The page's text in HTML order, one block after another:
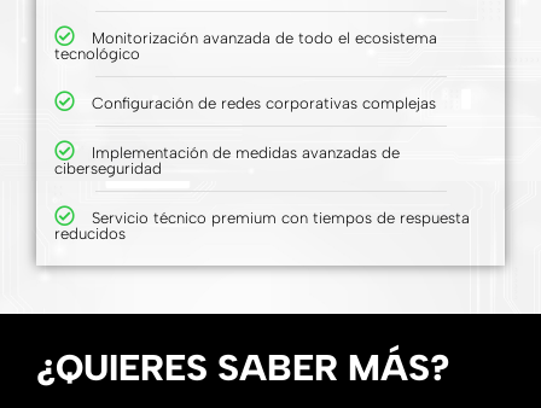
Monitorización avanzada de todo el ecosistema
tecnológico
Configuración de redes corporativas complejas
Implementación de medidas avanzadas de
ciberseguridad
Servicio técnico premium con tiempos de respuesta
reducidos
¿QUIERES SABER MÁS?